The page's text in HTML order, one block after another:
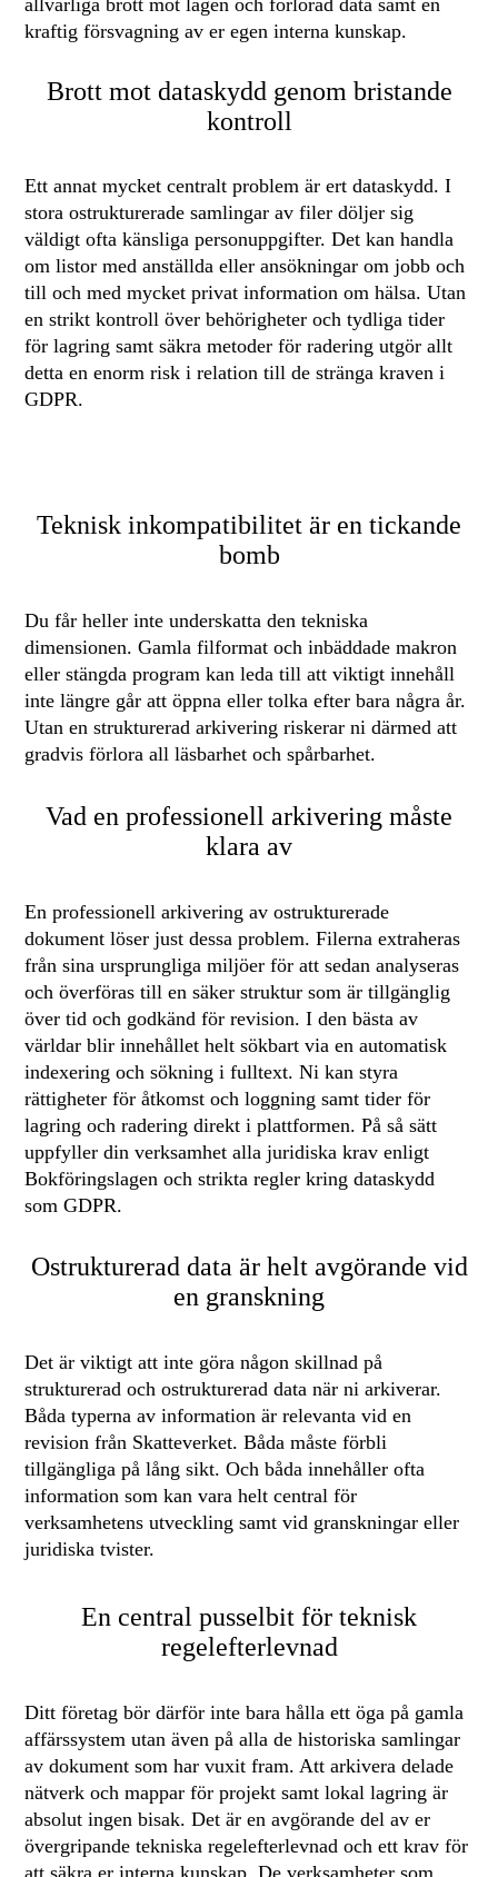
allvarliga brott mot lagen och förlorad data samt en
kraftig försvagning av er egen interna kunskap.
Brott mot dataskydd genom bristande
kontroll
Ett annat mycket centralt problem är ert dataskydd. I
stora ostrukturerade samlingar av filer döljer sig
väldigt ofta känsliga personuppgifter. Det kan handla
om listor med anställda eller ansökningar om jobb och
till och med mycket privat information om hälsa. Utan
en strikt kontroll över behörigheter och tydliga tider
för lagring samt säkra metoder för radering utgör allt
detta en enorm risk i relation till de stränga kraven i
GDPR.
Teknisk inkompatibilitet är en tickande
bomb
Du får heller inte underskatta den tekniska
dimensionen. Gamla filformat och inbäddade makron
eller stängda program kan leda till att viktigt innehåll
inte längre går att öppna eller tolka efter bara några år.
Utan en strukturerad arkivering riskerar ni därmed att
gradvis förlora all läsbarhet och spårbarhet.
Vad en professionell arkivering måste
klara av
En professionell arkivering av ostrukturerade
dokument löser just dessa problem. Filerna extraheras
från sina ursprungliga miljöer för att sedan analyseras
och överföras till en säker struktur som är tillgänglig
över tid och godkänd för revision. I den bästa av
världar blir innehållet helt sökbart via en automatisk
indexering och sökning i fulltext. Ni kan styra
rättigheter för åtkomst och loggning samt tider för
lagring och radering direkt i plattformen. På så sätt
uppfyller din verksamhet alla juridiska krav enligt
Bokföringslagen och strikta regler kring dataskydd
som GDPR.
Ostrukturerad data är helt avgörande vid
en granskning
Det är viktigt att inte göra någon skillnad på
strukturerad och ostrukturerad data när ni arkiverar.
Båda typerna av information är relevanta vid en
revision från Skatteverket. Båda måste förbli
tillgängliga på lång sikt. Och båda innehåller ofta
information som kan vara helt central för
verksamhetens utveckling samt vid granskningar eller
juridiska tvister.
En central pusselbit för teknisk
regelefterlevnad
Ditt företag bör därför inte bara hålla ett öga på gamla
affärssystem utan även på alla de historiska samlingar
av dokument som har vuxit fram. Att arkivera delade
nätverk och mappar för projekt samt lokal lagring är
absolut ingen bisak. Det är en avgörande del av er
övergripande tekniska regelefterlevnad och ett krav för
att säkra er interna kunskap. De verksamheter som